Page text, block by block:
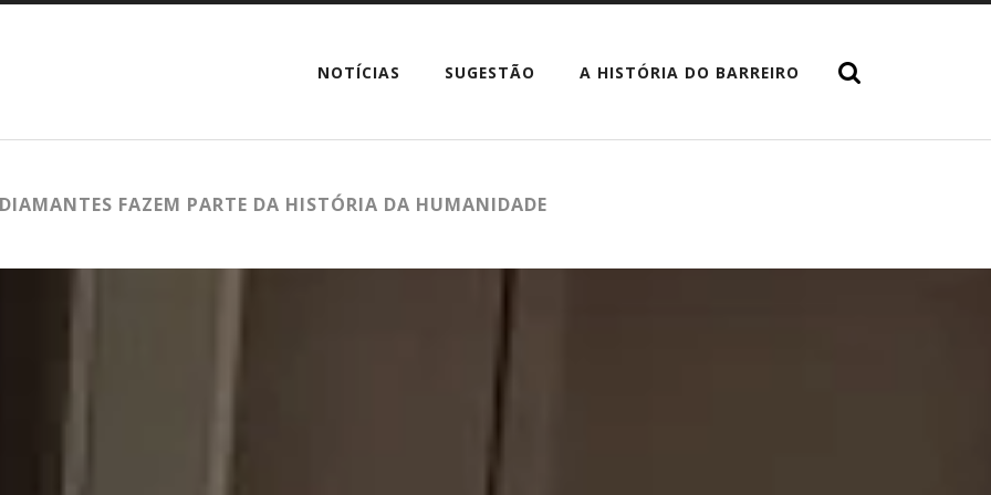
NOTÍCIAS SUGESTÃO A HISTÓRIA DO BARREIRO
FAZEM PARTE DA HISTÓRIA DA HUMANIDADE